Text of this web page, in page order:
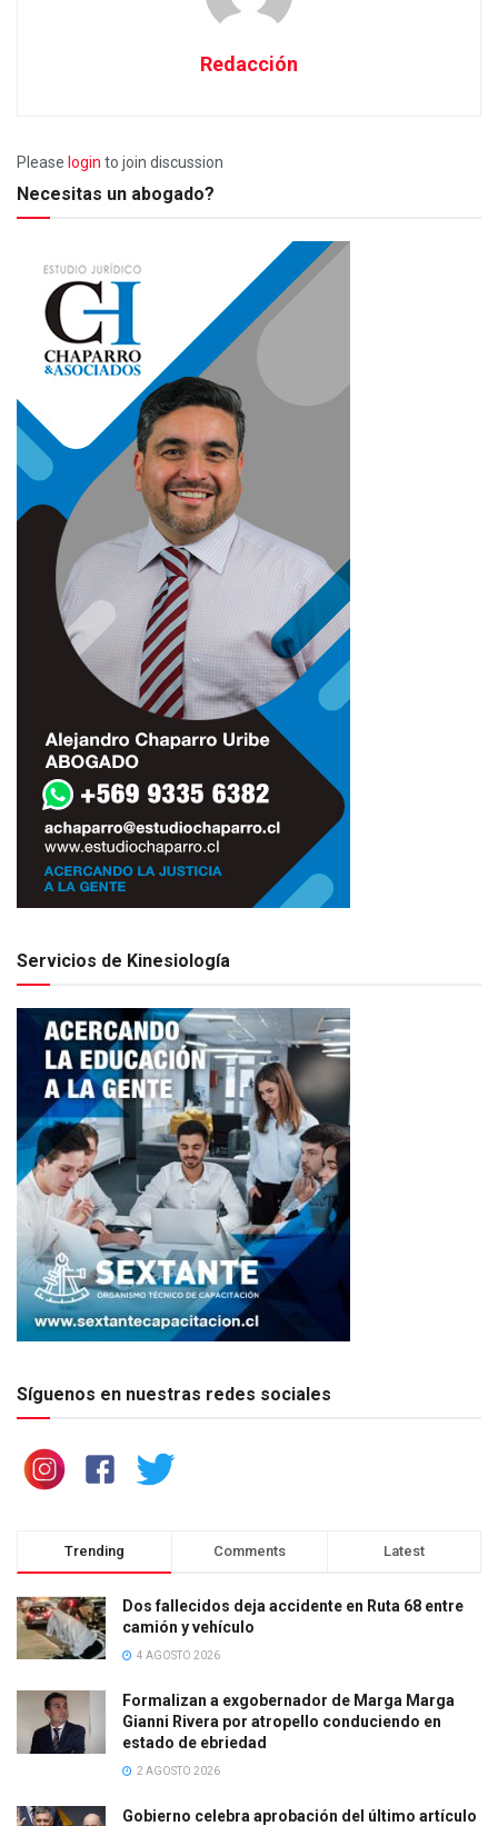
Redacción
Please login to join discussion
Necesitas un abogado?
Servicios de Kinesiología
Síguenos en nuestras redes sociales
Trending Comments Latest
Dos fallecidos deja accidente en Ruta 68 entre
camión y vehículo
4 AGOSTO 2026
Formalizan a exgobernador de Marga Marga
Gianni Rivera por atropello conduciendo en
estado de ebriedad
2 AGOSTO 2026
Gobierno celebra aprobación del último artículo